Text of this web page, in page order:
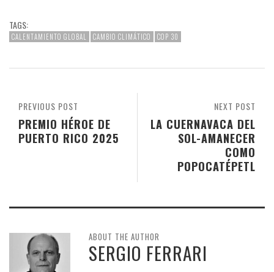
TAGS:
CALENTAMIENTO GLOBAL CAMBIO CLIMÁTICO COP 30
NEXT POST
LA CUERNAVACA DEL
SOL-AMANECER
COMO
POPOCATÉPETL
PREVIOUS POST
PREMIO HÉROE DE
PUERTO RICO 2025
ABOUT THE AUTHOR
SERGIO FERRARI